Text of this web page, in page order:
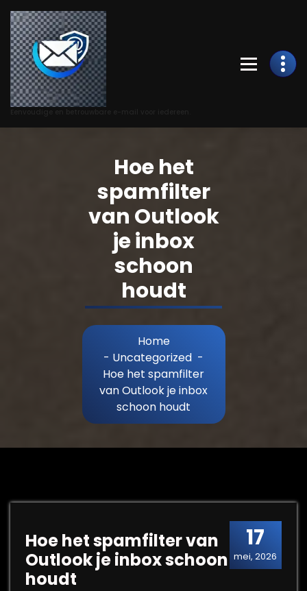
Skip
to
Content
Hoe het
spamfilter
van Outlook
je inbox
schoon
houdt
Home
- Uncategorized -
Hoe het spamfilter
van Outlook je inbox
schoon houdt
17
mei, 2026
Hoe het spamfilter van
Outlook je inbox schoon
houdt